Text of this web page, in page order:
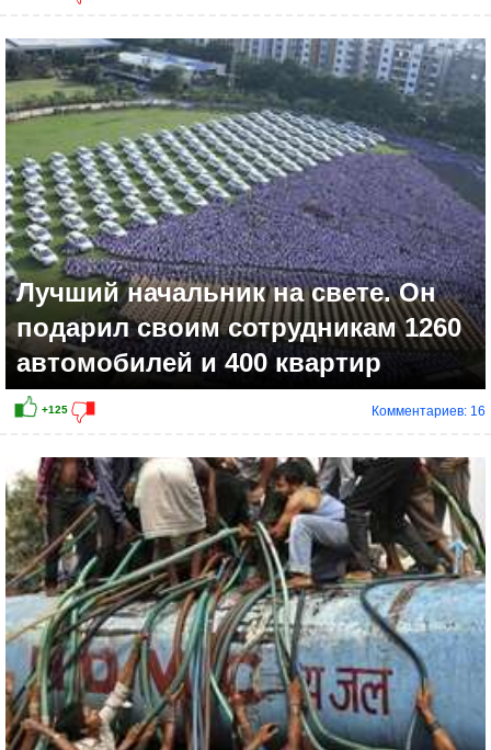
+55
Лучший начальник на свете. Он
подарил своим сотрудникам 1260
автомобилей и 400 квартир
Комментариев: 16